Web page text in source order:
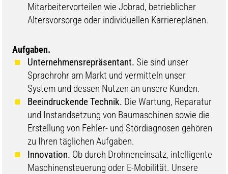
Mitarbeitervorteilen wie Jobrad, betrieblicher
Altersvorsorge oder individuellen Karriereplänen.
Aufgaben.
Unternehmensrepräsentant. Sie sind unser
Sprachrohr am Markt und vermitteln unser
System und dessen Nutzen an unsere Kunden.
Beeindruckende Technik. Die Wartung, Reparatur
und Instandsetzung von Baumaschinen sowie die
Erstellung von Fehler- und Stördiagnosen gehören
zu Ihren täglichen Aufgaben.
Innovation. Ob durch Drohneneinsatz, intelligente
Maschinensteuerung oder E-Mobilität. Unsere